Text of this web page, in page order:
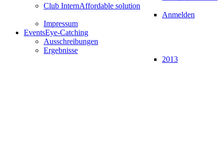
Club InternAffordable solution
Anmelden
Impressum
EventsEye-Catching
Ausschreibungen
Ergebnisse
2013